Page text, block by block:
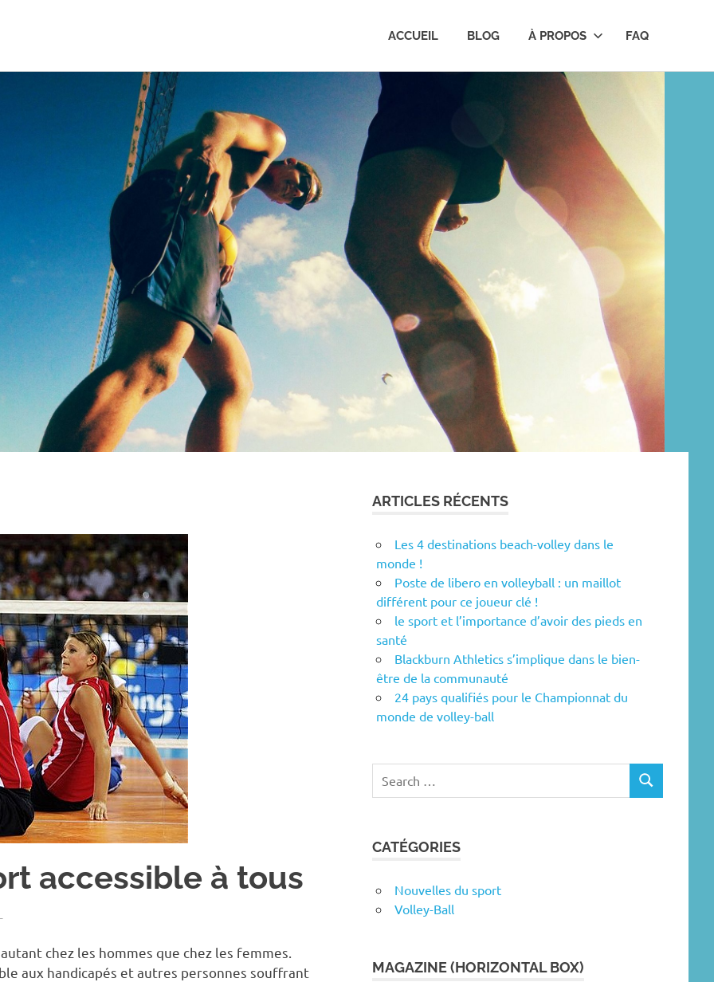
ACCUEIL BLOG À PROPOS FAQ
accessible à tous
chez les hommes que chez les femmes.
aux handicapés et autres personnes souffrant
ARTICLES RÉCENTS
Les 4 destinations beach-volley dans le
monde !
Poste de libero en volleyball : un maillot
différent pour ce joueur clé !
le sport et l’importance d’avoir des pieds en
santé
Blackburn Athletics s’implique dans le bien-
être de la communauté
24 pays qualifiés pour le Championnat du
monde de volley-ball
SEARCH
CATÉGORIES
Nouvelles du sport
Volley-Ball
MAGAZINE (HORIZONTAL BOX)